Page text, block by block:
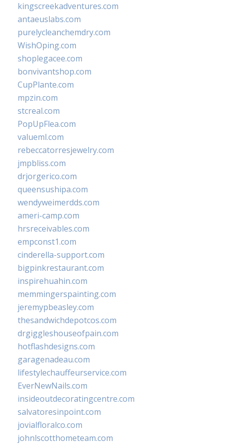
kingscreekadventures.com
antaeuslabs.com
purelycleanchemdry.com
WishOping.com
shoplegacee.com
bonvivantshop.com
CupPlante.com
mpzin.com
stcreal.com
PopUpFlea.com
valueml.com
rebeccatorresjewelry.com
jmpbliss.com
drjorgerico.com
queensushipa.com
wendyweimerdds.com
ameri-camp.com
hrsreceivables.com
empconst1.com
cinderella-support.com
bigpinkrestaurant.com
inspirehuahin.com
memmingerspainting.com
jeremypbeasley.com
thesandwichdepotcos.com
drgiggleshouseofpain.com
hotflashdesigns.com
garagenadeau.com
lifestylechauffeurservice.com
EverNewNails.com
insideoutdecoratingcentre.com
salvatoresinpoint.com
jovialfloralco.com
johnlscotthometeam.com